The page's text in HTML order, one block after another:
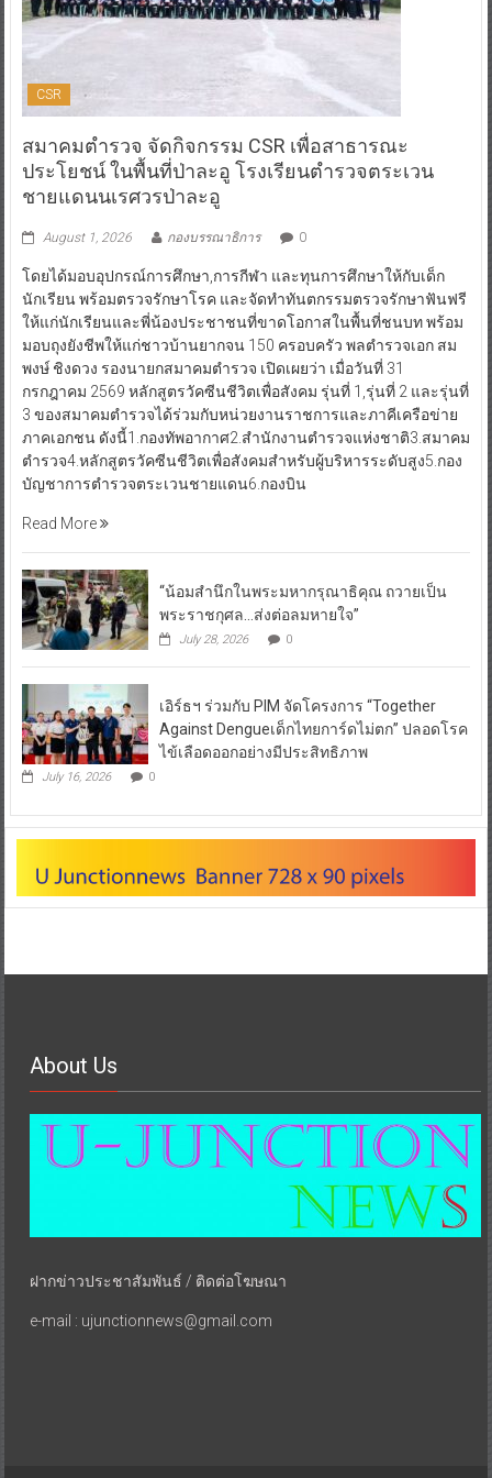
CSR
สมาคมตำรวจ จัดกิจกรรม CSR เพื่อสาธารณะ
ประโยชน์ ในพื้นที่ป่าละอู โรงเรียนตำรวจตระเวน
ชายแดนนเรศวรป่าละอู
August 1, 2026 กองบรรณาธิการ 0
โดยได้มอบอุปกรณ์การศึกษา,การกีฬา และทุนการศึกษาให้กับเด็ก
นักเรียน พร้อมตรวจรักษาโรค และจัดทำทันตกรรมตรวจรักษาฟันฟรี
ให้แก่นักเรียนและพี่น้องประชาชนที่ขาดโอกาสในพื้นที่ชนบท พร้อม
มอบถุงยังชีพให้แก่ชาวบ้านยากจน 150 ครอบครัว พลตำรวจเอก สม
พงษ์ ชิงดวง รองนายกสมาคมตำรวจ เปิดเผยว่า เมื่อวันที่ 31
กรกฎาคม 2569 หลักสูตรวัคซีนชีวิตเพื่อสังคม รุ่นที่ 1,รุ่นที่ 2 และรุ่นที่
3 ของสมาคมตำรวจได้ร่วมกับหน่วยงานราชการและภาคีเครือข่าย
ภาคเอกชน ดังนี้1.กองทัพอากาศ2.สำนักงานตำรวจแห่งชาติ3.สมาคม
ตำรวจ4.หลักสูตรวัคซีนชีวิตเพื่อสังคมสำหรับผู้บริหารระดับสูง5.กอง
บัญชาการตำรวจตระเวนชายแดน6.กองบิน
Read More
“น้อมสำนึกในพระมหากรุณาธิคุณ ถวายเป็น
พระราชกุศล…ส่งต่อลมหายใจ”
July 28, 2026 0
เอิร์ธฯ ร่วมกับ PIM จัดโครงการ “Together
Against Dengueเด็กไทยการ์ดไม่ตก” ปลอดโรค
ไข้เลือดออกอย่างมีประสิทธิภาพ
July 16, 2026 0
About Us
ฝากข่าวประชาสัมพันธ์ / ติดต่อโฆษณา
e-mail : ujunctionnews@gmail.com